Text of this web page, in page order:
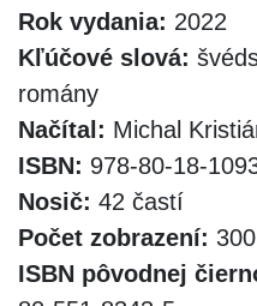
Rok vydania: 2022
Kľúčové slová:
romány
Načítal: Michal
ISBN: 978-80-18-
Nosič: 42 častí
Počet zobrazení: 300
ISBN pôvodnej